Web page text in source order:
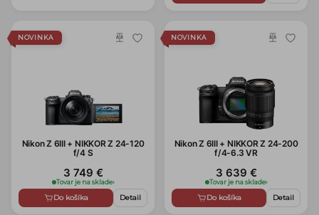
NOVINKA
Nikon Z 6III + NIKKOR Z 24-120
f/4 S
3 749 €
Tovar je na sklade›
Do košíka Detail
NOVINKA
Nikon Z 6III + NIKKOR Z 24-200
f/4-6.3 VR
3 639 €
Tovar je na sklade›
Do košíka Detail